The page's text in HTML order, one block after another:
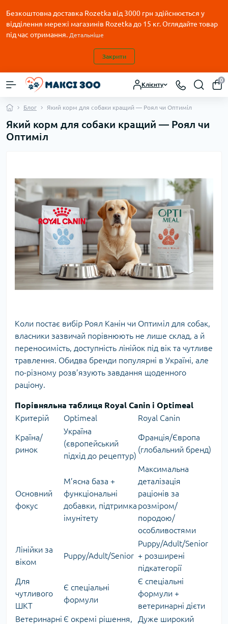
Безкоштовна доставка Rozetka від 3000 грн здійснюється у
відділення мережі магазинів Rozetka до 15 кг. Оглядайте товар
під час отримання. Детальніше
Закрити
Клієнту
0
Блог Який корм для собаки кращий — Роял чи Оптиміл
Який корм для собаки кращий — Роял чи
Оптиміл
Коли постає вибір Роял Канін чи Оптиміл для собак,
власники зазвичай порівнюють не лише склад, а й
переносимість, доступність лінійок під вік та чутливе
травлення. Обидва бренди популярні в Україні, але
по-різному розв’язують завдання щоденного
раціону.
Порівняльна таблиця Royal Canin і Optimeal
Критерій
Optimeal Royal Canin
Країна/
ринок
Україна
(європейський
підхід до рецептур)
Франція/Європа
(глобальний бренд)
Основний
фокус
М’ясна база +
функціональні
добавки, підтримка
імунітету
Максимальна
деталізація
раціонів за
розміром/
породою/
особливостями
Лінійки за
віком
Puppy/Adult/Senior
Puppy/Adult/Senior
+ розширені
підкатегорії
Для
чутливого
ШКТ
Є спеціальні
формули
Є спеціальні
формули +
ветеринарні дієти
Ветеринарні Є окремі рішення,
Дуже широкий